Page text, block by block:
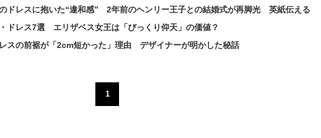
ドレスに抱いた“違和感” 2年前のヘンリー王子との結婚式が再脚光 英紙伝える
ドレス7選 エリザベス女王は「びっくり仰天」の価値？
スの前裾が「2cm短かった」理由 デザイナーが明かした秘話
1